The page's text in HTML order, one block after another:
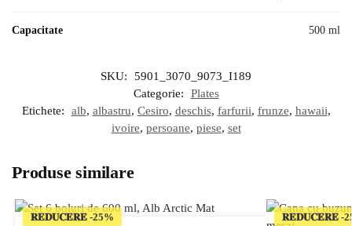
Capacitate 500 ml
SKU:
5901_3070_9073_I189
Categorie:
Plates
Etichete:
alb, albastru, Cesiro, deschis, farfurii, frunze, hawaii,
ivoire, persoane, piese, set
Produse similare
𝐑𝐄𝐃𝐔𝐂𝐄𝐑𝐄 𝐑𝐄𝐃𝐔𝐂𝐄𝐑𝐄